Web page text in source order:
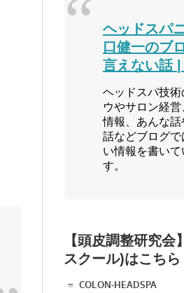
ヘッドスパ
口健一のブ
言えない話
ヘッドスパ技術
ウやサロン経営
情報、あんな話
話などブログで
い情報を書いて
す。
【頭皮調整研究会
スクール)はこちら